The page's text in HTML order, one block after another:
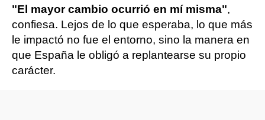
"El mayor cambio ocurrió en mí misma",
confiesa. Lejos de lo que esperaba, lo que más
le impactó no fue el entorno, sino la manera en
que España le obligó a replantearse su propio
carácter.